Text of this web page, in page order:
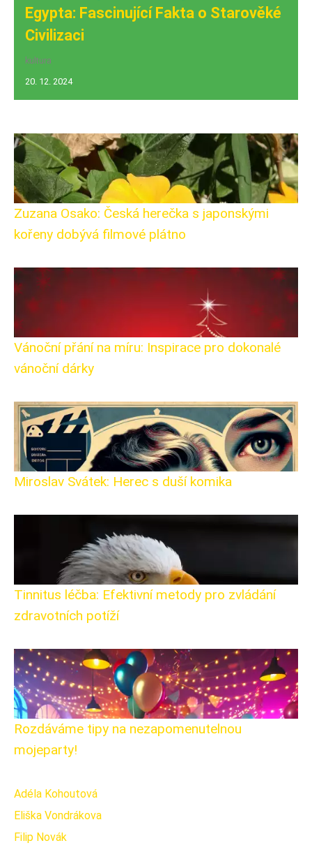
Egypta: Fascinující Fakta o Starověké
Civilizaci
kultura
20. 12. 2024
Zuzana Osako: Česká herečka s japonskými
kořeny dobývá filmové plátno
Vánoční přání na míru: Inspirace pro dokonalé
vánoční dárky
Miroslav Svátek: Herec s duší komika
Tinnitus léčba: Efektivní metody pro zvládání
zdravotních potíží
Rozdáváme tipy na nezapomenutelnou
mojeparty!
Adéla Kohoutová
Eliška Vondrákova
Filip Novák